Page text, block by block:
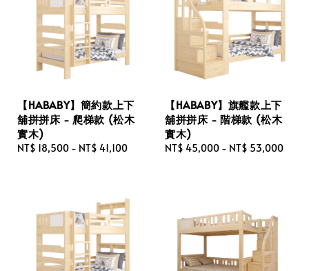
【HABABY】簡約款上下
舖拼拼床 - 爬梯款 (松木
實木)
Regular
NT$ 18,500 - NT$ 41,100
【HABABY】旗艦款上下
舖拼拼床 - 階梯款 (松木
實木)
Regular
NT$ 45,000 - NT$ 53,000